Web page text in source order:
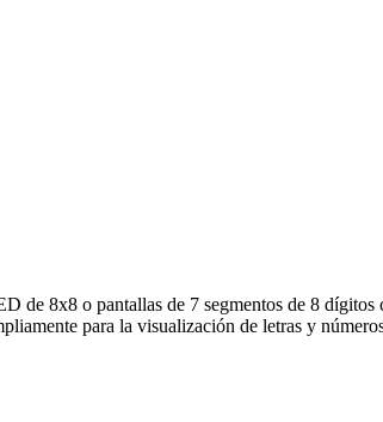
de 8x8 o pantallas de 7 segmentos de 8
para la visualización de letras y